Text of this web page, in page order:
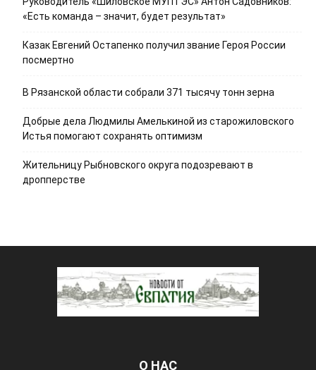
«Есть команда – значит, будет результат»
Казак Евгений Остапенко получил звание Героя России
посмертно
В Рязанской области собрали 371 тысячу тонн зерна
Добрые дела Людмилы Амелькиной из старожиловского
Истья помогают сохранять оптимизм
Жительницу Рыбновского округа подозревают в
дропперстве
О НАС